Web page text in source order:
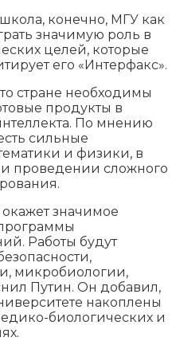
конечно, МГУ как
значимую роль в
целей, которые
его «Интерфакс».
стране необходимы
продукты в
По мнению
сильные
и физики, в
проведении сложного
значимое
Работы будут
микробиологии,
Путин. Он добавил,
накоплены
биологических и